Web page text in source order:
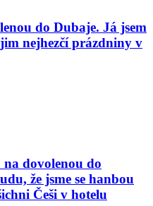
do Dubaje. Já jsem
nejhezčí prázdniny v
na dovolenou do
že jsme se hanbou
Češi v hotelu